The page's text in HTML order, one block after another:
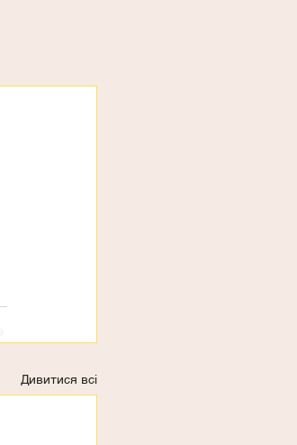
Дивитися всі